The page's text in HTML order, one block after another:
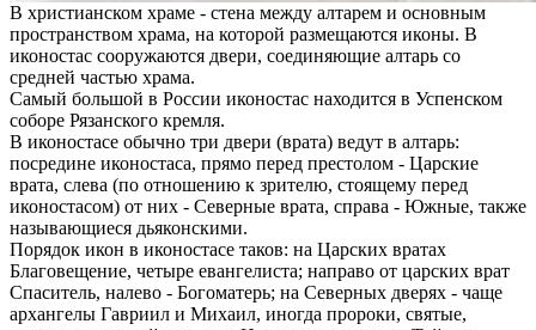
В христианском храме - стена между алтарем и основным
пространством храма, на которой размещаются иконы. В
иконостас сооружаются двери, соединяющие алтарь со
средней частью храма.
Самый большой в России иконостас находится в Успенском
соборе Рязанского кремля.
В иконостасе обычно три двери (врата) ведут в алтарь:
посредине иконостаса, прямо перед престолом - Царские
врата, слева (по отношению к зрителю, стоящему перед
иконостасом) от них - Северные врата, справа - Южные, также
называющиеся дьяконскими.
Порядок икон в иконостасе таков: на Царских вратах
Благовещение, четыре евангелиста; направо от царских врат
Спаситель, налево - Богоматерь; на Северных дверях - чаще
архангелы Гавриил и Михаил, иногда пророки, святые,